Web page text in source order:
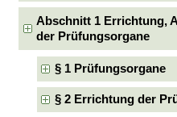
Abschnitt 1 Errichtung,
der Prüfungsorgane
§ 1 Prüfungsorgane
§ 2 Errichtung der